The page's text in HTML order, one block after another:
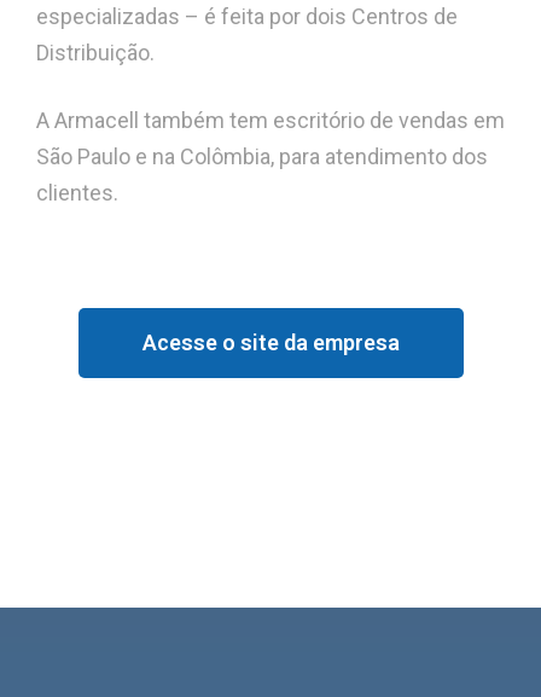
especializadas – é feita por dois Centros de
Distribuição.
A Armacell também tem escritório de vendas em
São Paulo e na Colômbia, para atendimento dos
clientes.
Acesse o site da empresa